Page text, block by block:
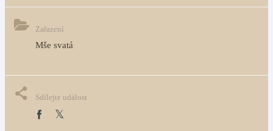
Zařazení
Mše svatá
Sdílejte událost